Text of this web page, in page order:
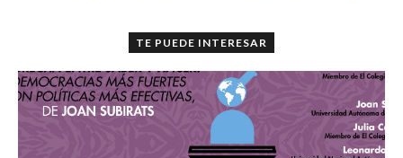
TE PUEDE INTERESAR